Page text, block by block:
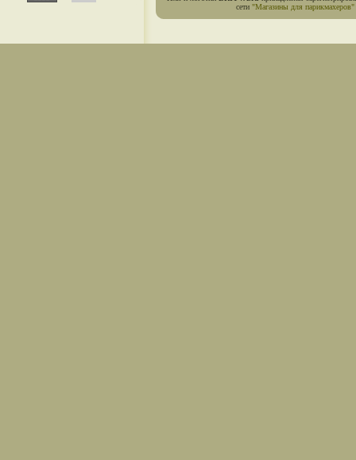
сети "Магазины для парикмахеров"